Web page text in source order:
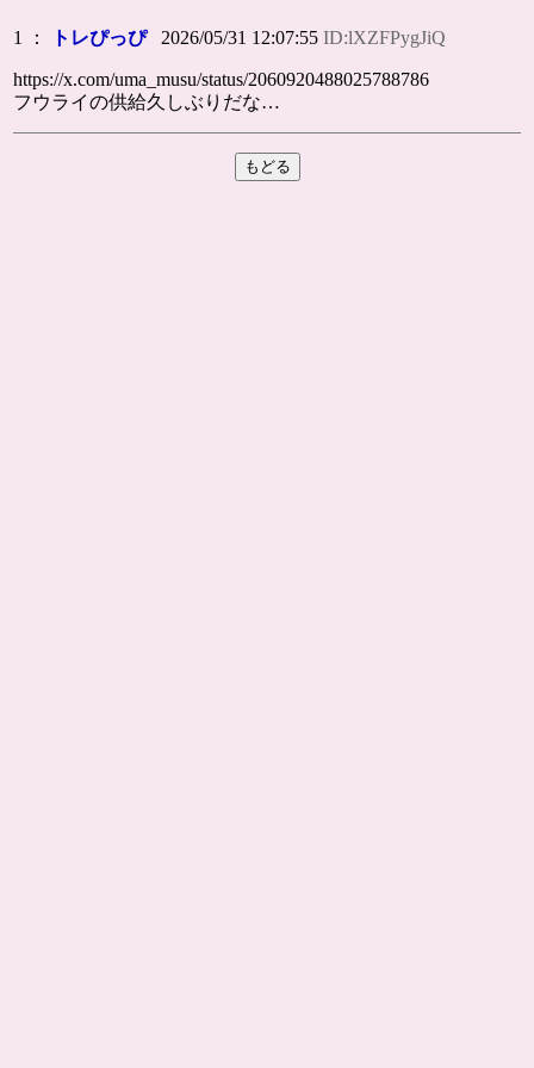
1 ： トレぴっぴ2026/05/31 12:07:55ID:lXZFPygJiQ
https://x.com/uma_musu/status/2060920488025788786
フウライの供給久しぶりだな…